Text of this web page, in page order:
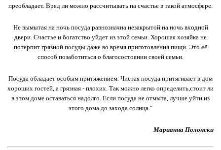
преобладает. Вряд ли можно рассчитывать на счастье в такой атмосфере.
Не вымытая на ночь посуда равнозначна незакрытой на ночь входной
двери. Счастье и богатство уйдет из этой семьи. Хорошая хозяйка не
потерпит грязной посуды даже во время приготовления пищи. Это её
способ позаботиться о благосостоянии своей семьи.
Посуда обладает особым притяжением. Чистая посуда притягивает в дом
хороших гостей, а грязная - плохих. Так можно легко определить,стоит ли
в этом доме оставаться надолго. Если посуда не отмыта, лучше уйти из
этого дома до захода солнца."
Марианна Полонски